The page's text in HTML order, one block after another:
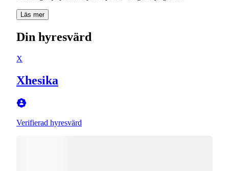
Läs mer
Din hyresvärd
X
Xhesika
Verifierad hyresvärd